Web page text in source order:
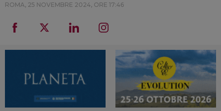
LA CANTINA DI WINENEWS
DICONO DI NOI
ROMA, 25 NOVEMBRE 2024, ORE 17:46